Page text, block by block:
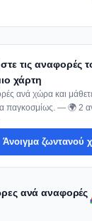
τις αναφορές
χάρτη
ανά χώρα και
παγκοσμίως. — 🌍 2
Άνοιγμα ζωντανού
ανά αναφορές